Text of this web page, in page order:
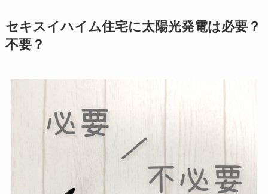
セキスイハイム住宅に太陽光発電は必要？
不要？